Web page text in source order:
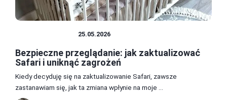
25.05.2026
Bezpieczne przeglądanie: jak zaktualizować
Safari i uniknąć zagrożeń
Kiedy decyduję się na zaktualizowanie Safari, zawsze
zastanawiam się, jak ta zmiana wpłynie na moje ...